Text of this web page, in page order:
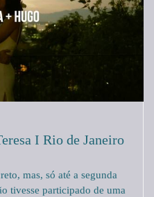
I Rio de Janeiro
mas, só até a segunda
tivesse participado de uma